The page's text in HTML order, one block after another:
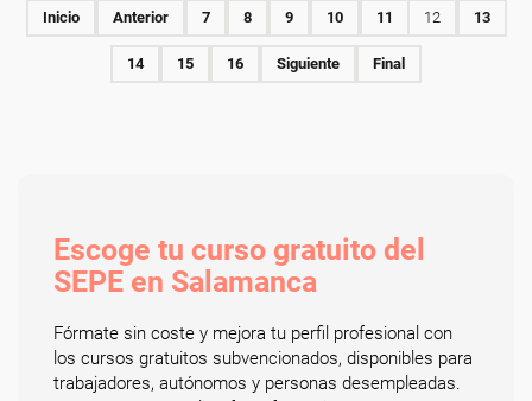
Inicio Anterior 7 8 9 10 11 12 13
14 15 16 Siguiente Final
Escoge tu curso gratuito del
SEPE en Salamanca
Fórmate sin coste y mejora tu perfil profesional con
los cursos gratuitos subvencionados, disponibles para
trabajadores, autónomos y personas desempleadas.